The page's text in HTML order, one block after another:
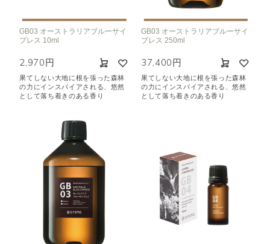
GB03 オーストラリアブルーサイ
プレス 10ml
2,970円
果てしない大地に根を張った森林
の力にインスパイアされる、悠然
として落ち着きのある香り
GB03 オーストラリアブルーサイ
プレス 250ml
37,400円
果てしない大地に根を張った森林
の力にインスパイアされる、悠然
として落ち着きのある香り